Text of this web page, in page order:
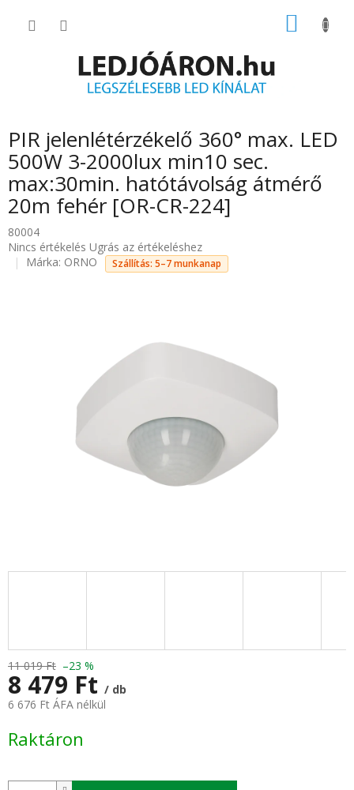
KOSÁR
PIR jelenlétérzékelő 360° max. LED
500W 3-2000lux min10 sec.
max:30min. hatótávolság átmérő
20m fehér [OR-CR-224]
80004
A
termék
Nincs értékelés Ugrás az értékeléshez
Márka: ORNO Szállítás: 5–7 munkanap
11 019 Ft –23 %
8 479 Ft / db
6 676 Ft ÁFA nélkül
Raktáron